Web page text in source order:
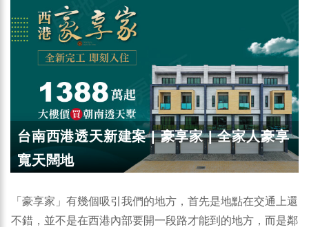
台南西港透天新建案 | 豪享家 | 全家人豪享
寬天闊地
「豪享家」有幾個吸引我們的地方，首先是地點在交通上還
不錯，並不是在西港內部要開一段路才能到的地方，而是鄰